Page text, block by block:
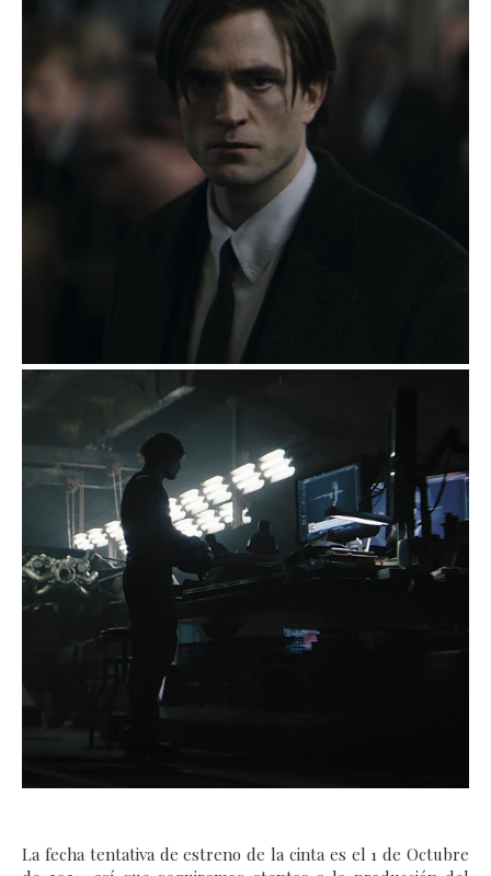
La fecha tentativa de estreno de la cinta es el 1 de Octubre